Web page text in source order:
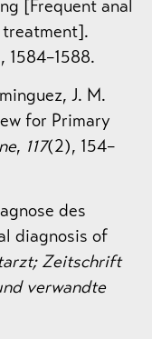
[Frequent anal
1584–1588.
J. M.
for Primary
, 117(2), 154–
des
diagnosis of
Zeitschrift
verwandte